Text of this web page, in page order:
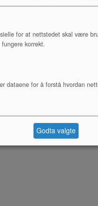
for at nettstedet skal være
korrekt.
dataene for å forstå hvordan
Godta valgte